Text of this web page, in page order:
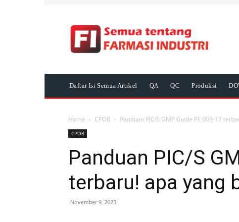
Daftar Isi Semua Artikel QA QC Produksi
Home CPOB Panduan PIC/S GMP Guide PE 009-17
CPOB
Panduan PIC/S
terbaru! apa yang
November 9, 2023